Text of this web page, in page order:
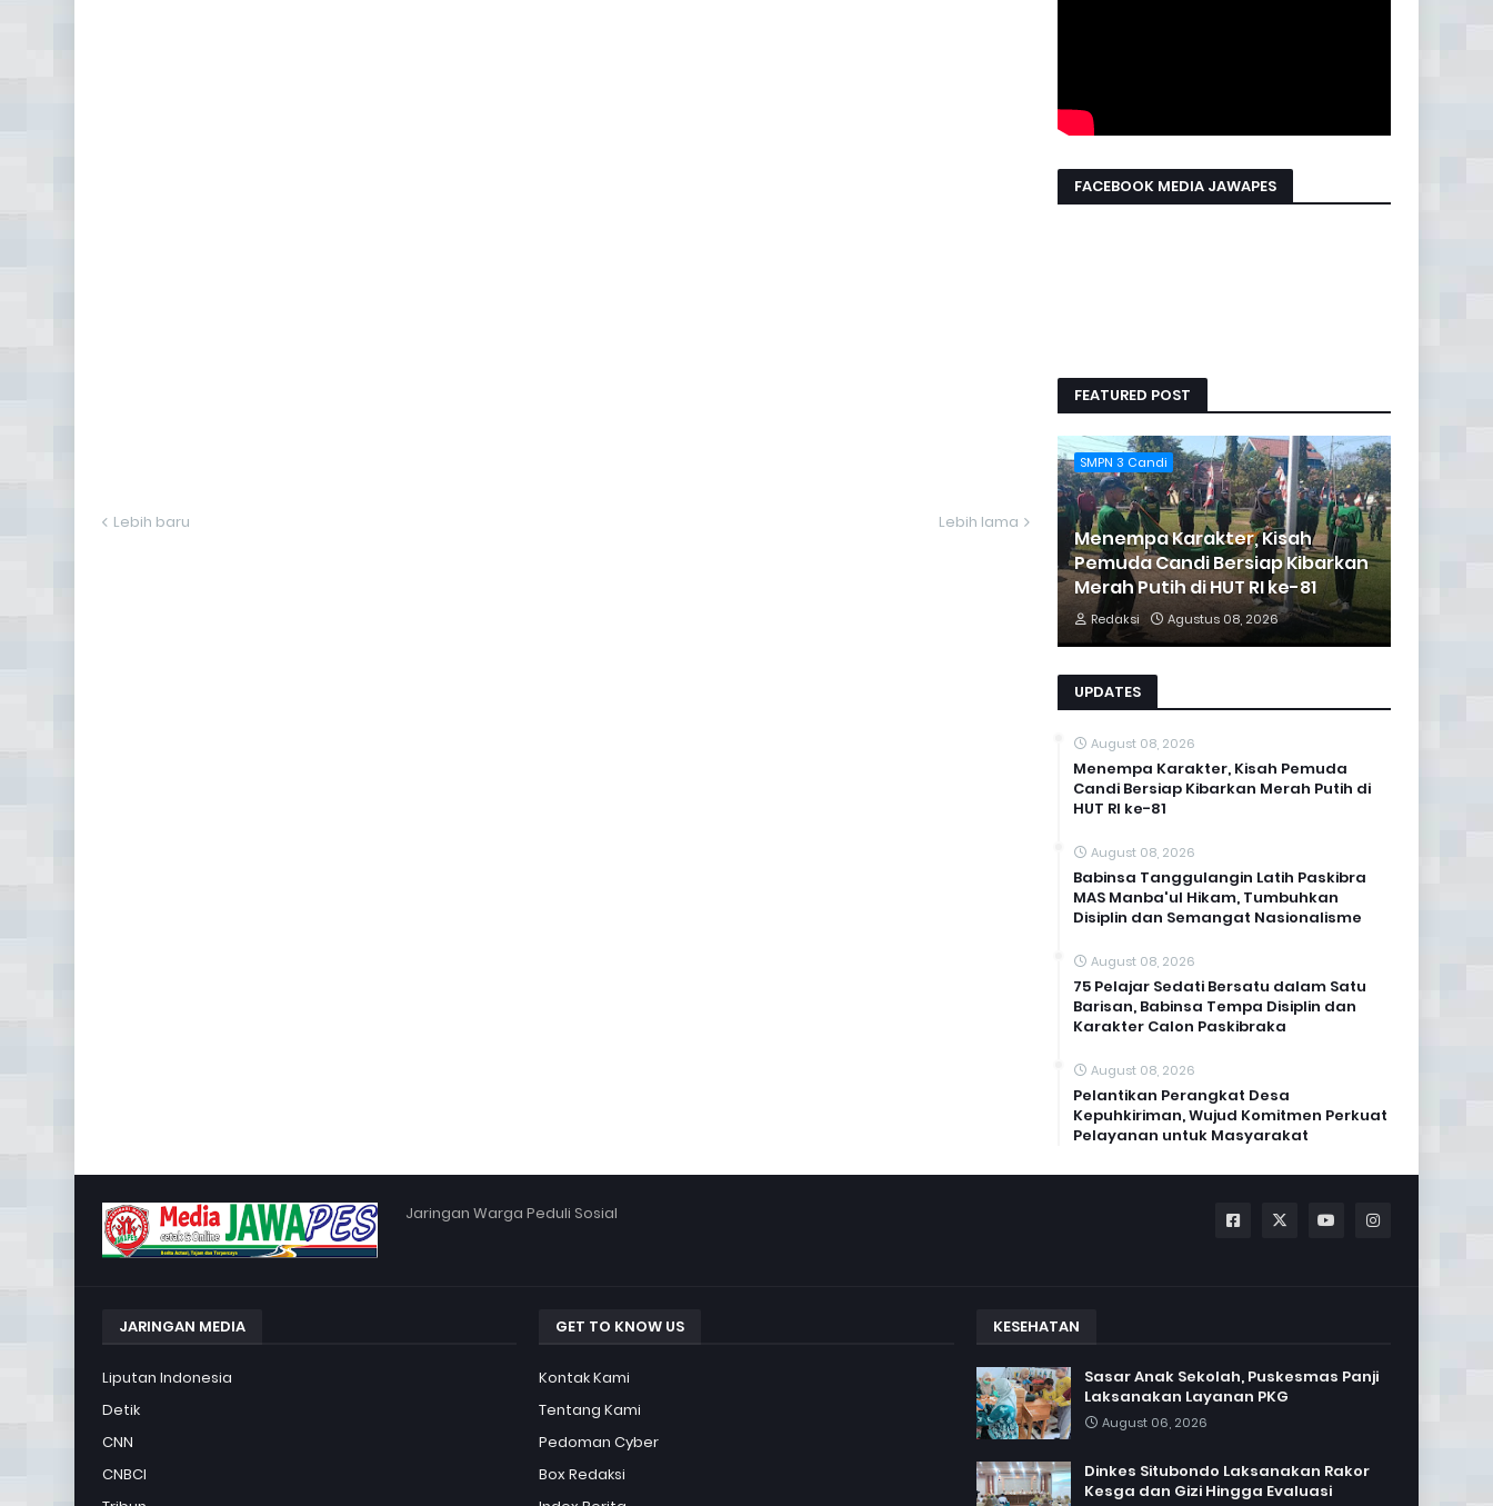
Lebih baru Lebih lama
FACEBOOK MEDIA JAWAPES
FEATURED POST
SMPN 3 Candi
Menempa Karakter, Kisah
Pemuda Candi Bersiap Kibarkan
Merah Putih di HUT RI ke-81
Redaksi Agustus 08, 2026
UPDATES
August 08, 2026
Menempa Karakter, Kisah Pemuda
Candi Bersiap Kibarkan Merah Putih di
HUT RI ke-81
August 08, 2026
Babinsa Tanggulangin Latih Paskibra
MAS Manba'ul Hikam, Tumbuhkan
Disiplin dan Semangat Nasionalisme
August 08, 2026
75 Pelajar Sedati Bersatu dalam Satu
Barisan, Babinsa Tempa Disiplin dan
Karakter Calon Paskibraka
August 08, 2026
Pelantikan Perangkat Desa
Kepuhkiriman, Wujud Komitmen Perkuat
Pelayanan untuk Masyarakat
Jaringan Warga Peduli Sosial
JARINGAN MEDIA
Liputan Indonesia
Detik
CNN
CNBCI
GET TO KNOW US
Kontak Kami
Tentang Kami
Pedoman Cyber
Box Redaksi
KESEHATAN
Sasar Anak Sekolah, Puskesmas Panji
Laksanakan Layanan PKG
August 06, 2026
Dinkes Situbondo Laksanakan Rakor
Kesga dan Gizi Hingga Evaluasi